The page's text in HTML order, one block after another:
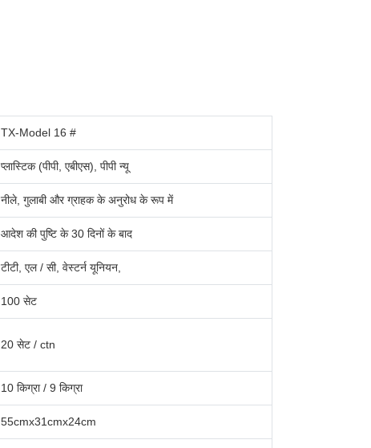
TX-Model 16 #
प्लास्टिक (पीपी, एबीएस), पीपी न्यू
नीले, गुलाबी और ग्राहक के अनुरोध के रूप में
आदेश की पुष्टि के 30 दिनों के बाद
टीटी, एल / सी, वेस्टर्न यूनियन,
100 सेट
20 सेट / ctn
10 किग्रा / 9 किग्रा
55cmx31cmx24cm